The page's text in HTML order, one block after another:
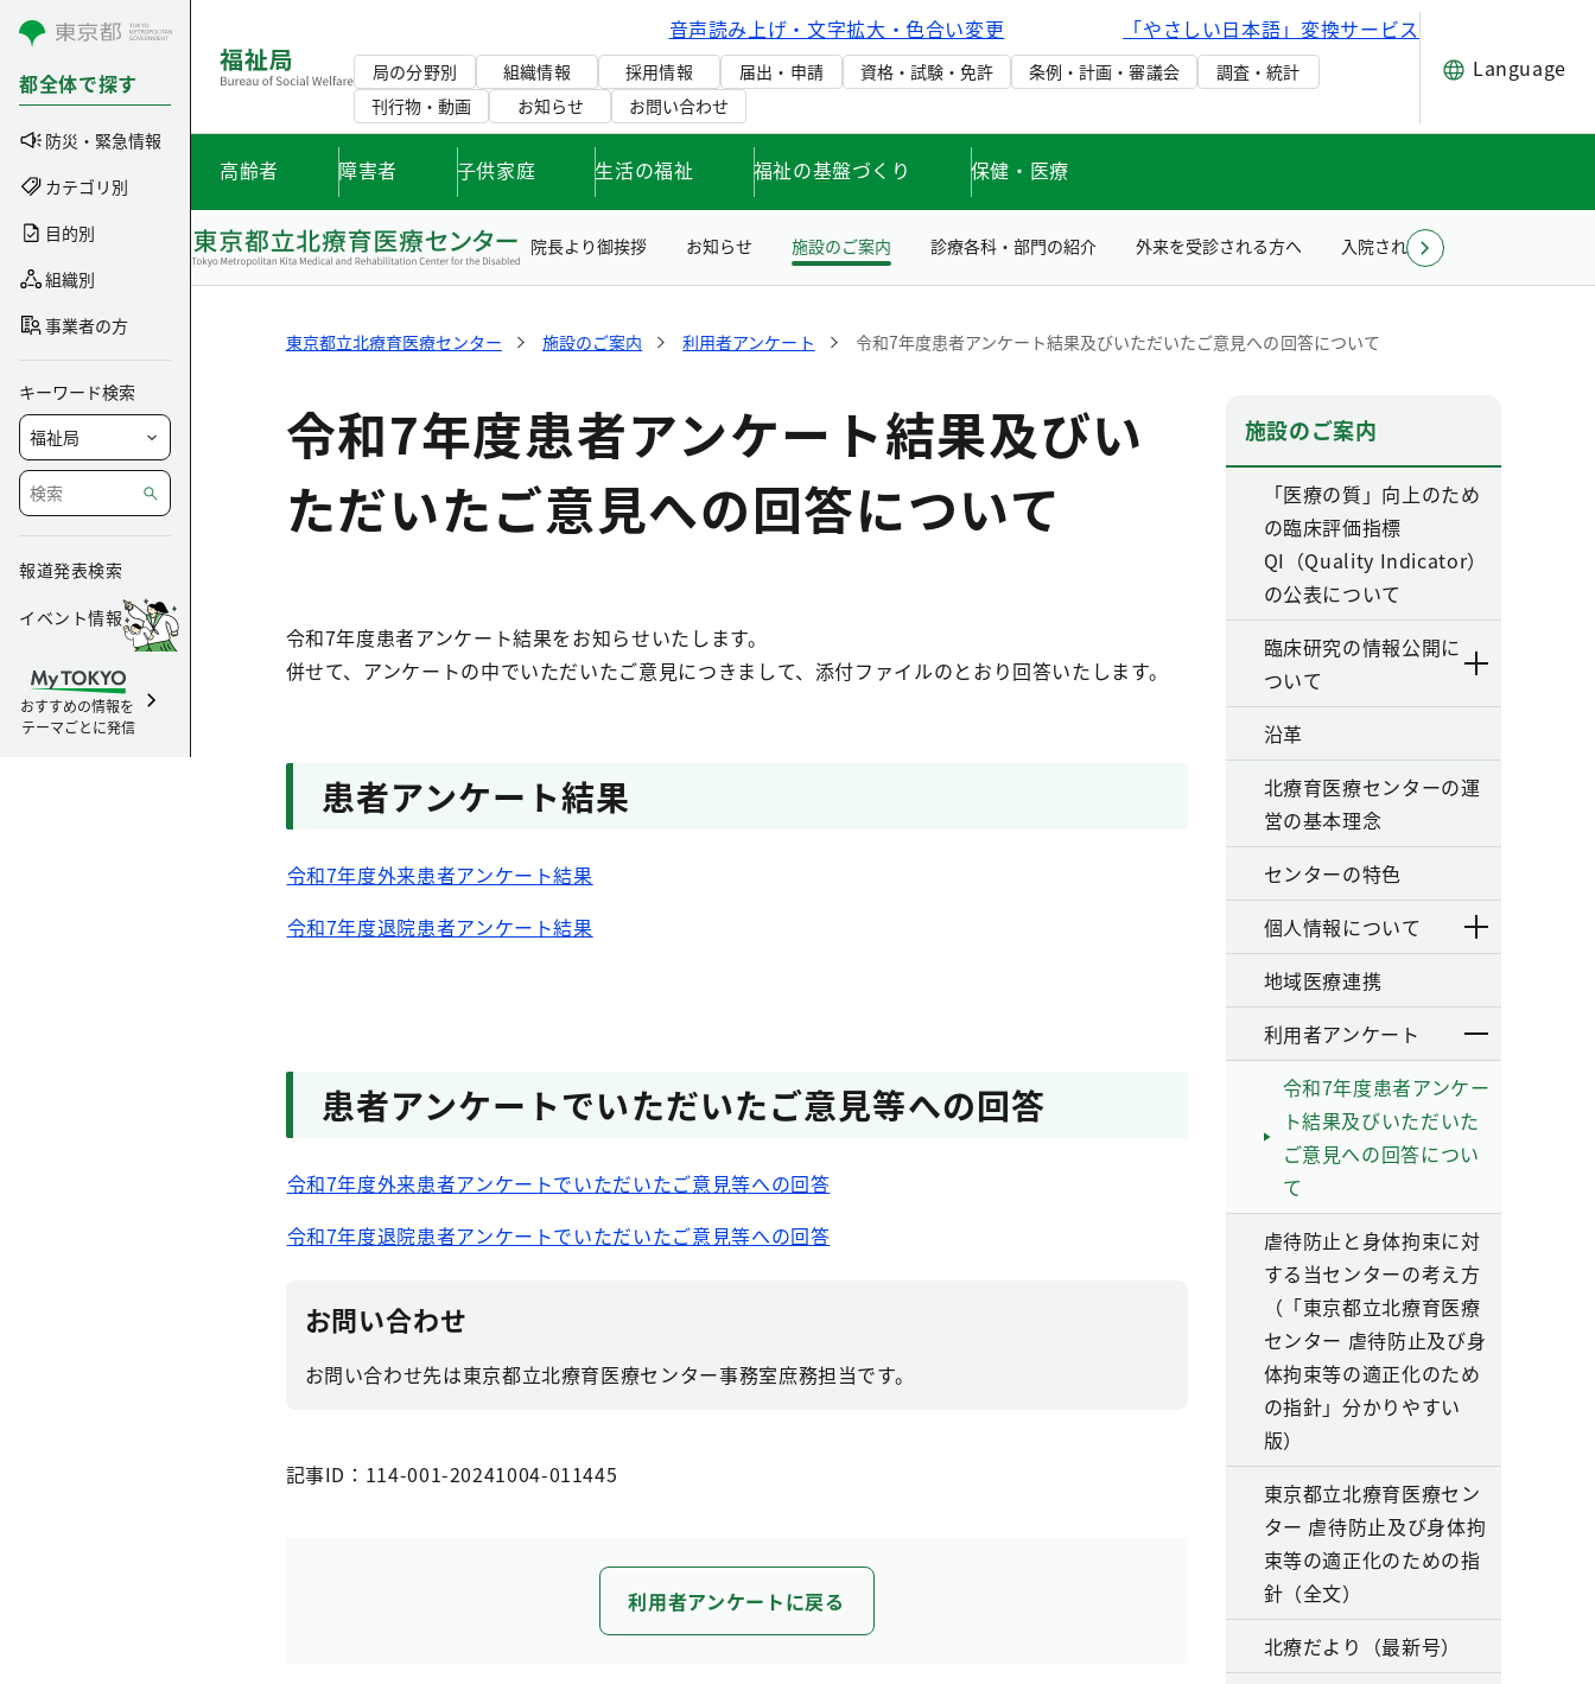
コンテンツにスキップ
都全体で探す
防災・緊急情報
カテゴリ別
目的別
組織別
事業者の方
キーワード検索
報道発表検索
イベント情報
おすすめの情報を
テーマごとに発信
音声読み上げ・文字拡大・色合い変更 「やさしい日本語」変換サービス
局の分野別 組織情報 採用情報 届出・申請 資格・試験・免許 条例・計画・審議会
調査・統計
刊行物・動画
お知らせ お問い合わせ
Language
高齢者 障害者 子供家庭 生活の福祉 福祉の基盤づくり 保健・医療
院長より御挨拶 お知らせ 施設のご案内 診療各科・部門の紹介 外来を受診される方へ 入院される方へ
東京都立北療育医療センター 施設のご案内 利用者アンケート 令和7年度患者アンケート結果及びいただいたご意見への回答について
令和7年度患者アンケート結果及びい
ただいたご意見への回答について
令和7年度患者アンケート結果をお知らせいたします。
併せて、アンケートの中でいただいたご意見につきまして、添付ファイルのとおり回答いたします。
患者アンケート結果
令和7年度外来患者アンケート結果
令和7年度退院患者アンケート結果
患者アンケートでいただいたご意見等への回答
令和7年度外来患者アンケートでいただいたご意見等への回答
令和7年度退院患者アンケートでいただいたご意見等への回答
お問い合わせ
お問い合わせ先は東京都立北療育医療センター事務室庶務担当です。
記事ID：114-001-20241004-011445
利用者アンケートに戻る
施設のご案内
「医療の質」向上のため
の臨床評価指標
QI（Quality Indicator）
の公表について
臨床研究の情報公開に
ついて
沿革
北療育医療センターの運
営の基本理念
センターの特色
個人情報について
地域医療連携
利用者アンケート
令和7年度患者アンケー
ト結果及びいただいた
ご意見への回答につい
て
虐待防止と身体拘束に対
する当センターの考え方
（「東京都立北療育医療
センター 虐待防止及び身
体拘束等の適正化のため
の指針」分かりやすい
版）
東京都立北療育医療セン
ター 虐待防止及び身体拘
束等の適正化のための指
針（全文）
北療だより（最新号）